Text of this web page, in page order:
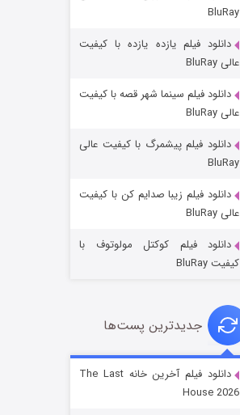
جادوگری در مغولستان
BluRay
دانلود فیلم یازده یازده با کیفیت
عالی BluRay
دانلود فیلم سینما شهر قصه با کیفیت
عالی BluRay
دانلود فیلم پیشمرگ با کیفیت عالی
BluRay
دانلود فیلم زیبا صدایم کن با کیفیت
عالی BluRay
دانلود فیلم کوکتل مولوتوف با
کیفیت BluRay
جدیدترین پست‌ها
دانلود فیلم آخرین خانه The Last
House 2026